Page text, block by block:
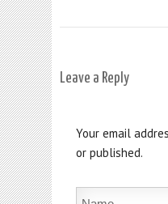
Leave a Reply
Your email
or published.